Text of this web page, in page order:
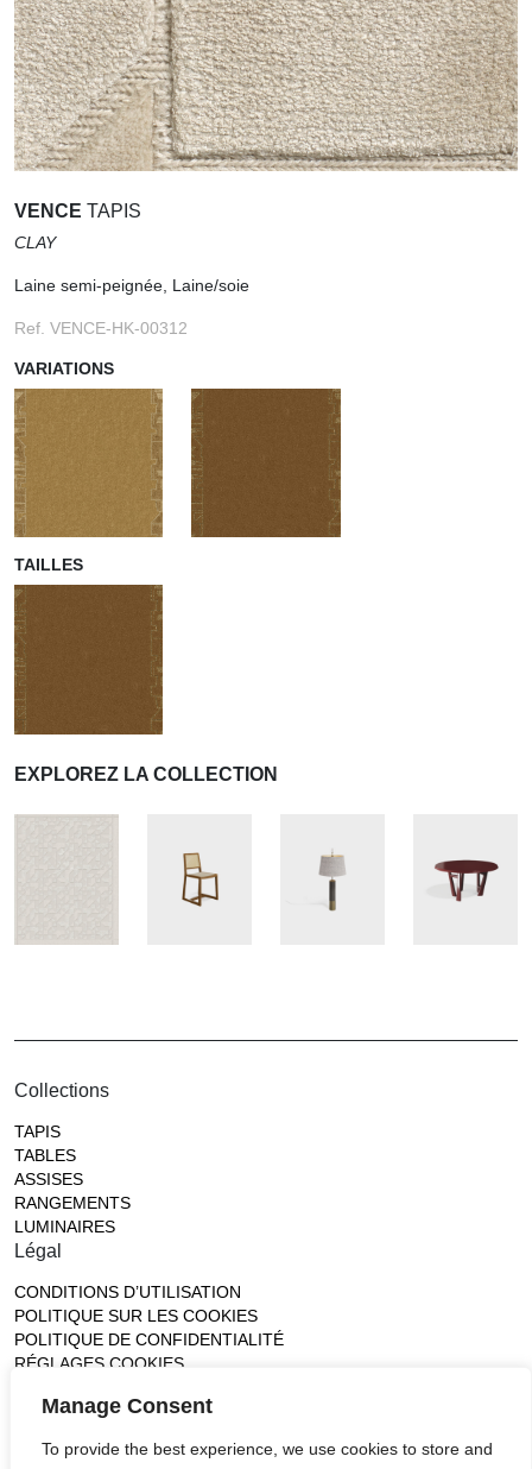
Manage Consent
To provide the best experience, we use cookies to store and
VENCE TAPIS
CLAY
Laine semi-peignée, Laine/soie
Ref. VENCE-HK-00312
VARIATIONS
TAILLES
EXPLOREZ LA COLLECTION
Collections
TAPIS
TABLES
ASSISES
RANGEMENTS
LUMINAIRES
Légal
CONDITIONS D’UTILISATION
POLITIQUE SUR LES COOKIES
POLITIQUE DE CONFIDENTIALITÉ
RÉGLAGES COOKIES